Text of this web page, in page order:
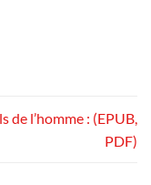
de l’homme : (EPUB,
PDF)